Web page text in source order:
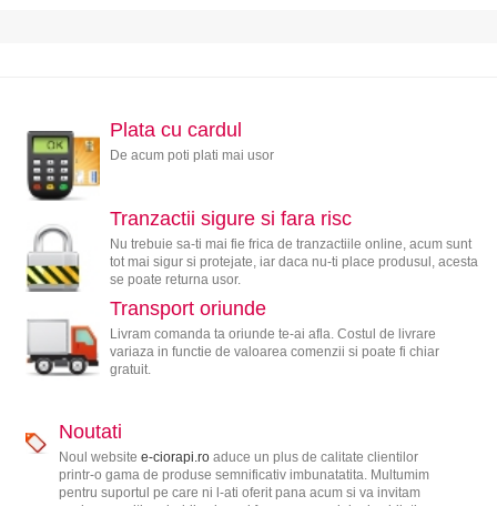
Plata cu cardul
De acum poti plati mai usor
Tranzactii sigure si fara risc
Nu trebuie sa-ti mai fie frica de tranzactiile online, acum sunt
tot mai sigur si protejate, iar daca nu-ti place produsul, acesta
se poate returna usor.
Transport oriunde
Livram comanda ta oriunde te-ai afla. Costul de livrare
variaza in functie de valoarea comenzii si poate fi chiar
gratuit.
Noutati
Noul website e-ciorapi.roaduce un plus de calitate clientilor
printr-o gama de produse semnificativ imbunatatita. Multumim
pentru suportul pe care ni l-ati oferit pana acum si va invitam